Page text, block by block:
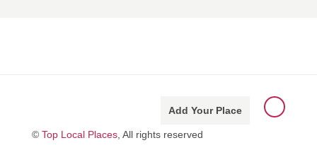
Add Your Place
© Top Local Places , All rights reserved